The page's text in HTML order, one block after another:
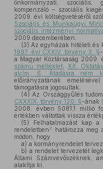
önkormányzati, szociális,
kompenzáló – szociális
2009. évi költségvetéséről
Szociális és Munkaügyi
szociális intézményi
2009 decemberében.
(3) Az egyházak hitéleti és
1997. évi CXXIV. törvény 3. §
a Magyar Köztársaság 2009.
számú melléklet
XX.
alcím, 6. Átadásra nem
előirányzatának
támogatásra jogosultak.
(4) Az Országgyűlés
CXXXIX. törvény 120. §-ának
2008. évben 5081,1 millió
értékben váltottak vissza
(5) Felhatalmazást kap
rendeletben 2 határozza meg
módon, hogy
a) a kormányrendelet
b) a rendelet tervezetét
Állami Számvevőszéknek,
alakítja ki.